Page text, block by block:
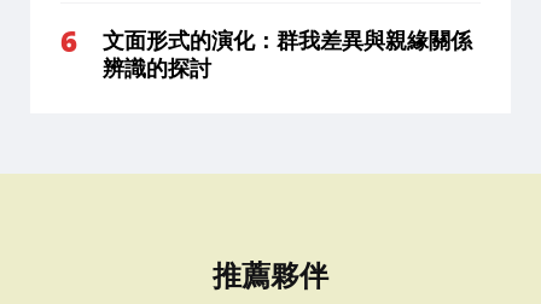
文面形式的演化：群我差異與親緣關係
辨識的探討
推薦夥伴